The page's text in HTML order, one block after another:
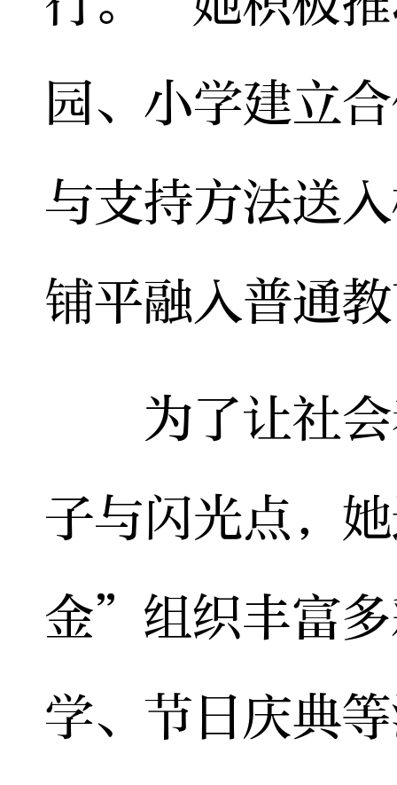
园、小学建立
与支持方法送
铺平融入普通
为了让社会
子与闪光点，
金”组织丰富
学、节日庆典